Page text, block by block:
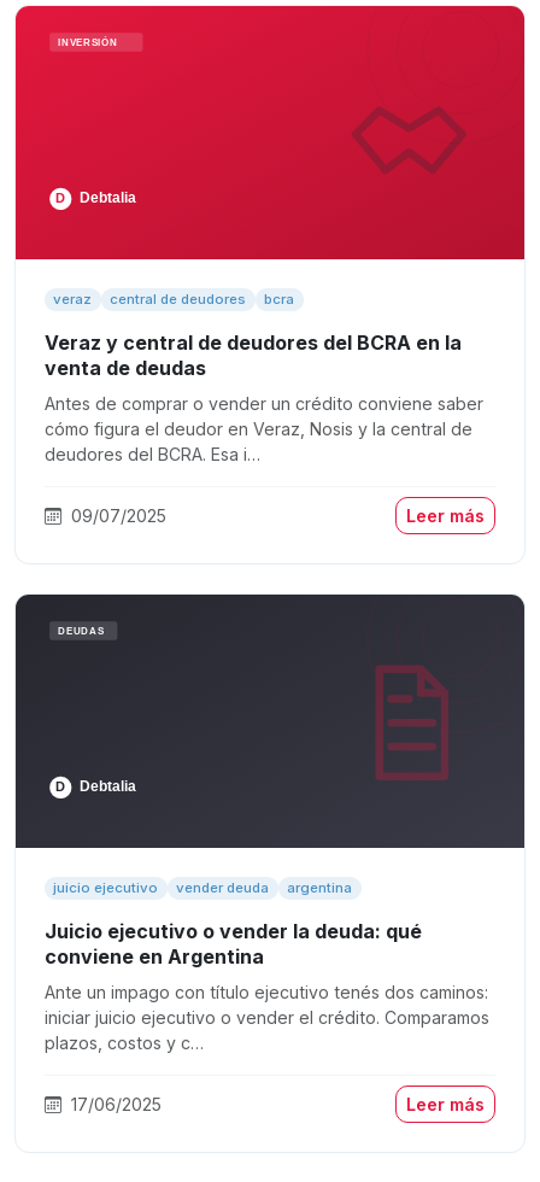
veraz central de deudores bcra
Veraz y central de deudores del BCRA en la
venta de deudas
Antes de comprar o vender un crédito conviene saber
cómo figura el deudor en Veraz, Nosis y la central de
deudores del BCRA. Esa i…
09/07/2025 Leer más
juicio ejecutivo vender deuda argentina
Juicio ejecutivo o vender la deuda: qué
conviene en Argentina
Ante un impago con título ejecutivo tenés dos caminos:
iniciar juicio ejecutivo o vender el crédito. Comparamos
plazos, costos y c…
17/06/2025 Leer más